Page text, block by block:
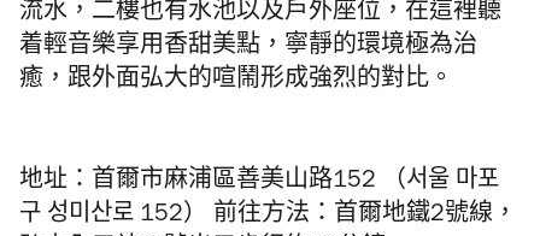
流水，二樓也有水池以及戶外座位，在這裡聽
着輕音樂享用香甜美點，寧靜的環境極為治
癒，跟外面弘大的喧鬧形成強烈的對比。
地址：首爾市麻浦區善美山路152 （서울 마포
구 성미산로 152） 前往方法：首爾地鐵2號線，